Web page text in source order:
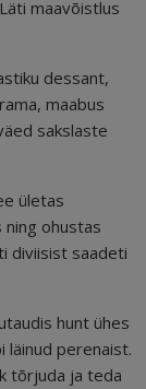
maavõistlus
dessant,
maabus
sakslaste
ületas
ohustas
diviisist saadeti
hunt ühes
läinud perenaist.
tõrjuda ja teda